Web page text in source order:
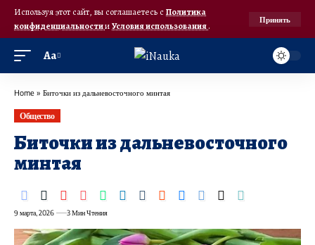
Используя этот сайт, вы соглашаетесь с Политика
конфиденциальностииУсловия использования.
Принять
Аа
Home » Биточки из дальневосточного минтая
Общество
Биточки из дальневосточного
минтая
9 марта, 2026 3 Мин Чтения